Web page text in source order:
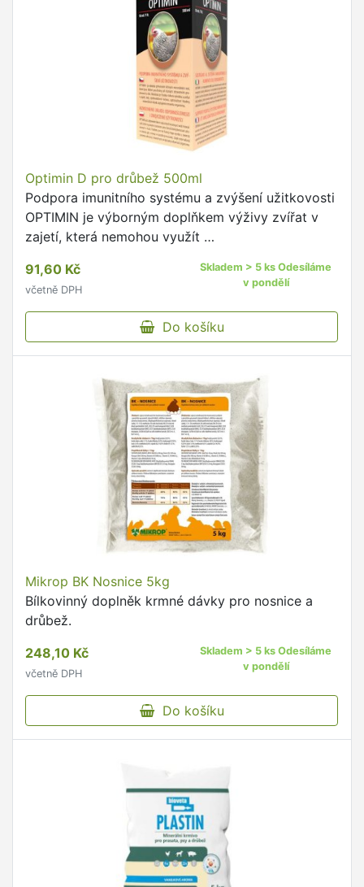
Optimin D pro drůbež 500ml
Podpora imunitního systému a zvýšení užitkovosti
OPTIMIN je výborným doplňkem výživy zvířat v
zajetí, která nemohou využít …
91,60 Kč
včetně DPH
Skladem > 5 ks Odesíláme
v pondělí
Do košíku
Mikrop BK Nosnice 5kg
Bílkovinný doplněk krmné dávky pro nosnice a
drůbež.
248,10 Kč
včetně DPH
Skladem > 5 ks Odesíláme
v pondělí
Do košíku